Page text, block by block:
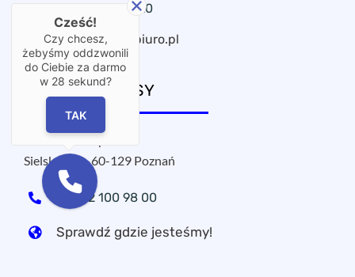
+48 22 295 11 20
oxpublica@mbiuro.pl
NASZE ADRESY
Sielska 17A, 60-129 Poznań
+48 22 100 98 00
Sprawdź gdzie jesteśmy!
Cześć!
Czy chcesz,
żebyśmy oddzwonili
do Ciebie za darmo
w 28 sekund?
TAK